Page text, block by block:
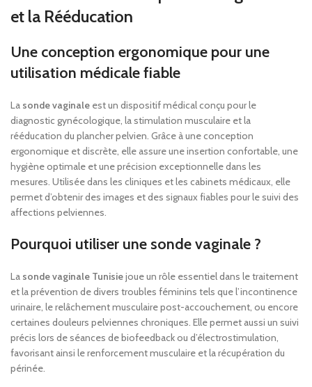
et la Rééducation
Une conception ergonomique pour une
utilisation médicale fiable
La sonde vaginale est un dispositif médical conçu pour le
diagnostic gynécologique, la stimulation musculaire et la
rééducation du plancher pelvien. Grâce à une conception
ergonomique et discrète, elle assure une insertion confortable, une
hygiène optimale et une précision exceptionnelle dans les
mesures. Utilisée dans les cliniques et les cabinets médicaux, elle
permet d’obtenir des images et des signaux fiables pour le suivi des
affections pelviennes.
Pourquoi utiliser une sonde vaginale ?
La sonde vaginale Tunisiejoue un rôle essentiel dans le traitement
et la prévention de divers troubles féminins tels que l’incontinence
urinaire, le relâchement musculaire post-accouchement, ou encore
certaines douleurs pelviennes chroniques. Elle permet aussi un suivi
précis lors de séances de biofeedback ou d’électrostimulation,
favorisant ainsi le renforcement musculaire et la récupération du
périnée.